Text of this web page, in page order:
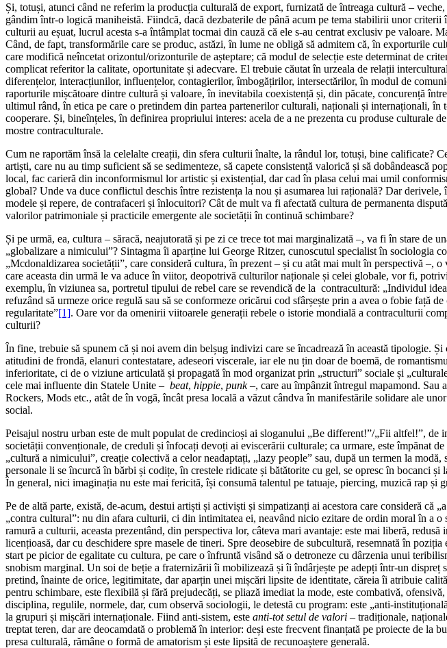
Și, totuși, atunci când ne referim la producția culturală de export, furnizată de întreaga cultură –
gândim într-o logică maniheistă. Fiindcă, dacă dezbaterile de până acum pe tema stabilirii unor criterii
culturii au eșuat, lucrul acesta s-a întâmplat tocmai din cauză că ele s-au centrat exclusiv pe valoare.
Când, de fapt, transformările care se produc, astăzi, în lume ne obligă să admitem că, în exporturile
care modifică neîncetat orizontul/orizonturile de așteptare; că modul de selecție este determinat de
complicat referitor la calitate, oportunitate și adecvare. El trebuie căutat în urzeala de relații
diferențelor, interacțiunilor, influențelor, contagierilor, îmbogățirilor, intersectărilor, în modul de
raporturile mișcătoare dintre cultură și valoare, în inevitabila coexistență și, din păcate, concurență
ultimul rând, în etica pe care o pretindem din partea partenerilor culturali, naționali și internaționali, în
cooperare. Și, bineînțeles, în definirea propriului interes: acela de a ne prezenta cu produse culturale
mostre contraculturale.
Cum ne raportăm însă la celelalte creații, din sfera culturii înalte, la rândul lor, totuși, bine calificate?
artiști, care nu au timp suficient să se sedimenteze, să capete consistență valorică și să dobândească
local, fac carieră din inconformismul lor artistic și existențial, dar cad în plasa celui mai umil
global? Unde va duce conflictul deschis între rezistența la nou și asumarea lui rațională? Dar
modele și repere, de contrafaceri și înlocuitori? Cât de mult va fi afectată cultura de permanenta
valorilor patrimoniale și practicile emergente ale societății în continuă schimbare?
Și pe urmă, ea, cultura – săracă, neajutorată și pe zi ce trece tot mai marginalizată –, va fi în stare de
„globalizare a nimicului”? Sintagma îi aparține lui George Ritzer, cunoscutul specialist în sociologia
„Mcdonaldizarea societății”, care consideră cultura, în prezent – și cu atât mai mult în perspectivă –,
care aceasta din urmă le va aduce în viitor, deopotrivă culturilor naționale și celei globale, vor fi,
exemplu, în viziunea sa, portretul tipului de rebel care se revendică de la contracultură: „Individul
refuzând să urmeze orice regulă sau să se conformeze oricărui cod sfârșește prin a avea o fobie față
regularitate”[1]. Oare vor da omenirii viitoarele generații rebele o istorie mondială a contraculturii
culturii?
În fine, trebuie să spunem că și noi avem din belșug indivizi care se încadrează în această tipologie.
atitudini de frondă, elanuri contestatare, adeseori viscerale, iar ele nu țin doar de boemă, de
inferioritate, ci de o viziune articulată și propagată în mod organizat prin „structuri” sociale și
cele mai influente din Statele Unite – beat, hippie, punk –, care au împânzit întregul mapamond.
Rockers, Mods etc., atât de în vogă, încât presa locală a văzut cândva în manifestările solidare ale
social.
Peisajul nostru urban este de mult populat de credincioși ai sloganului „Be different!”/„Fii altfel!”, de
societății convenționale, de creduli și înfocați devoți ai eviscerării culturale; ca urmare, este împănat
„cultură a nimicului”, creație colectivă a celor neadaptați, „lazy people” sau, după un termen la
personale li se încurcă în bărbi și codițe, în crestele ridicate și bătătorite cu gel, se opresc în bocanci și
În general, nici imaginația nu este mai fericită, își consumă talentul pe tatuaje, piercing, muzică rap și
Pe de altă parte, există, de-acum, destui artiști și activiști și simpatizanți ai acestora care consideră că
„contra cultural”: nu din afara culturii, ci din intimitatea ei, neavând nicio ezitare de ordin moral în a
ramură a culturii, aceasta prezentând, din perspectiva lor, câteva mari avantaje: este mai liberă, redusă
licențioasă, dar cu deschidere spre masele de tineri. Spre deosebire de subcultură, resemnată în
start pe picior de egalitate cu cultura, pe care o înfruntă visând să o detroneze cu dârzenia unui
snobism marginal. Un soi de beție a fraternizării îi mobilizează și îi îndârjește pe adepți într-un
pretind, înainte de orice, legitimitate, dar aparțin unei mișcări lipsite de identitate, căreia îi atribuie
pentru schimbare, este flexibilă și fără prejudecăți, se pliază imediat la mode, este combativă,
disciplina, regulile, normele, dar, cum observă sociologii, le detestă cu program: este „anti-
la grupuri și mișcări internaționale. Fiind anti-sistem, este anti-tot setul de valori – tradiționale,
treptat teren, dar are deocamdată o problemă în interior: deși este frecvent finanțată pe proiecte de la
presa culturală, rămâne o formă de amatorism și este lipsită de recunoaștere generală.